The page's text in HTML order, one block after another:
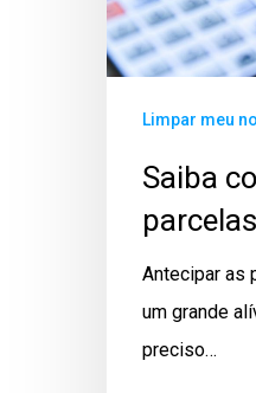
Limpar meu
Saiba
Antecipar as
um grande
preciso…